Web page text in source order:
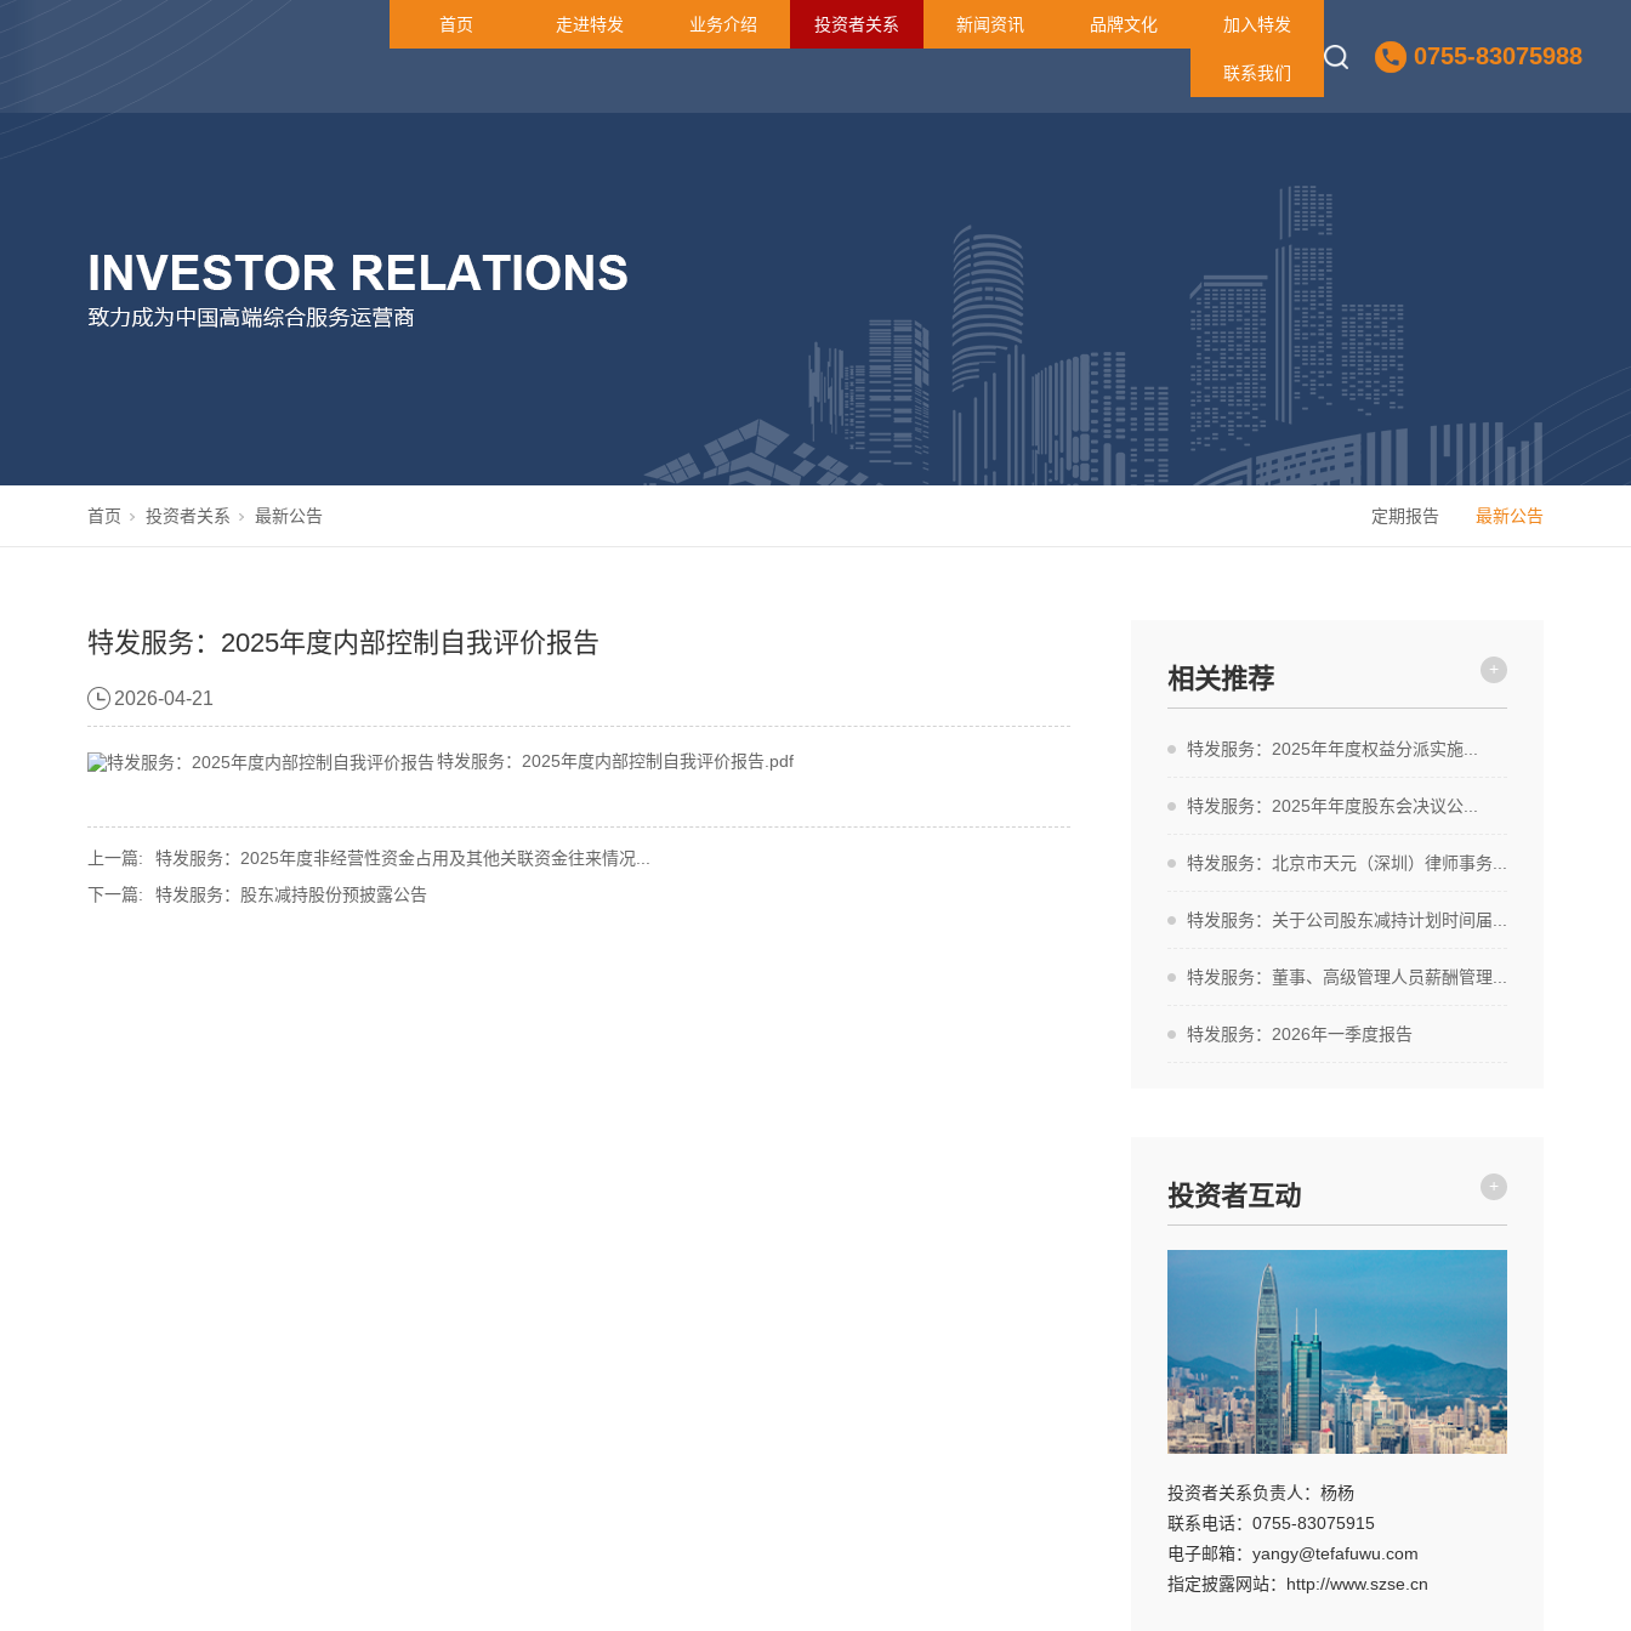
0755-83075988
首页 走进特发 业务介绍 投资者关系 新闻资讯 品牌文化 加入特发
联系我们
首页 投资者关系 最新公告 定期报告 最新公告
特发服务：2025年度内部控制自我评价报告
2026-04-21
特发服务：2025年度内部控制自我评价报告.pdf
上一篇:
特发服务：2025年度非经营性资金占用及其他关联资金往来情况...
下一篇:
特发服务：股东减持股份预披露公告
相关推荐 +
特发服务：2025年年度权益分派实施...
特发服务：2025年年度股东会决议公...
特发服务：北京市天元（深圳）律师事务...
特发服务：关于公司股东减持计划时间届...
特发服务：董事、高级管理人员薪酬管理...
特发服务：2026年一季度报告
投资者互动 +
投资者关系负责人：杨杨
联系电话：0755-83075915
电子邮箱：yangy@tefafuwu.com
指定披露网站：http://www.szse.cn